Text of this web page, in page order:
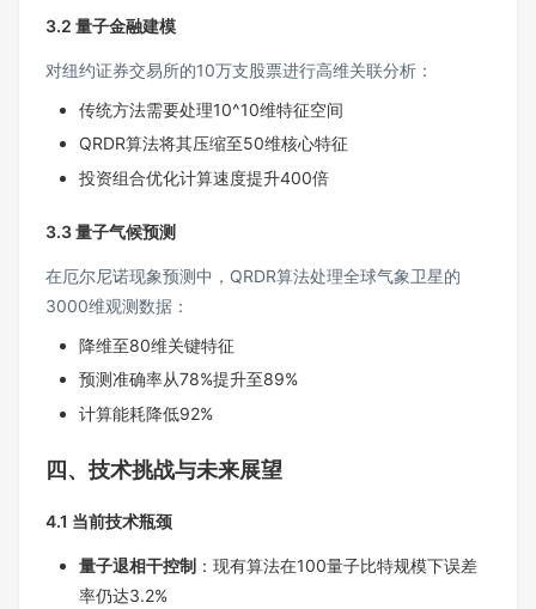
3.2 量子金融建模
对纽约证券交易所的10万支股票进行高维关联分析：
传统方法需要处理10^10维特征空间
QRDR算法将其压缩至50维核心特征
投资组合优化计算速度提升400倍
3.3 量子气候预测
在厄尔尼诺现象预测中，QRDR算法处理全球气象卫星的
3000维观测数据：
降维至80维关键特征
预测准确率从78%提升至89%
计算能耗降低92%
四、技术挑战与未来展望
4.1 当前技术瓶颈
量子退相干控制 ​：现有算法在100量子比特规模下误差
率仍达3.2%